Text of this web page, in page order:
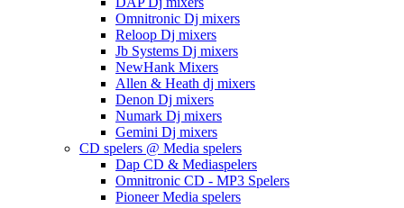
Omnitronic Dj mixers
Reloop Dj mixers
Jb Systems Dj mixers
NewHank Mixers
Allen & Heath dj mixers
Denon Dj mixers
Numark Dj mixers
Gemini Dj mixers
CD spelers @ Media spelers
Dap CD & Mediaspelers
Omnitronic CD - MP3 Spelers
Pioneer Media spelers